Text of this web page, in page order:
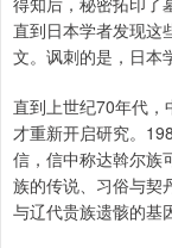
直到日本学者发现这
文。讽刺的是，日本
直到上世纪70年代，
才重新开启研究。
信，信中称达斡尔族
族的传说、习俗与契
与辽代贵族遗骸的基